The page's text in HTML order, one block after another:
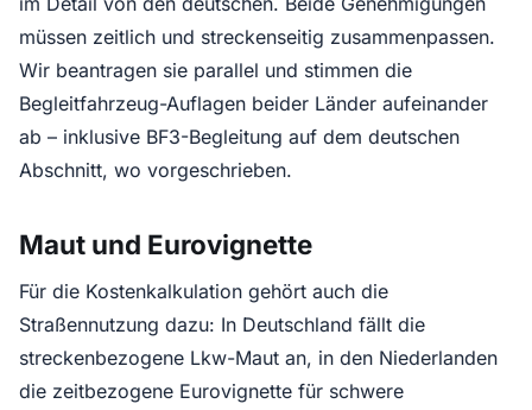
müssen zeitlich und streckenseitig zusammenpassen.
Wir beantragen sie parallel und stimmen die
Begleitfahrzeug-Auflagen beider Länder aufeinander
ab – inklusive BF3-Begleitung auf dem deutschen
Abschnitt, wo vorgeschrieben.
Maut und Eurovignette
Für die Kostenkalkulation gehört auch die
Straßennutzung dazu: In Deutschland fällt die
streckenbezogene Lkw-Maut an, in den Niederlanden
die zeitbezogene Eurovignette für schwere